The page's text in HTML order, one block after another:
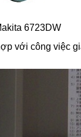
6723DW
với công việc